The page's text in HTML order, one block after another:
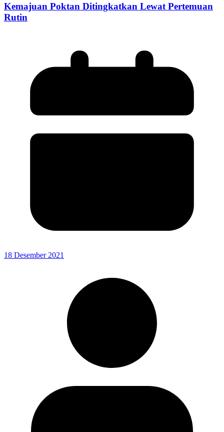
Kemajuan Poktan Ditingkatkan Lewat Pertemuan
Rutin
18 Desember 2021